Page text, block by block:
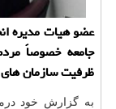
عضو هیات مدیره
جامعه خصوصاً
ظرفیت سازمان های
به گزارش خود